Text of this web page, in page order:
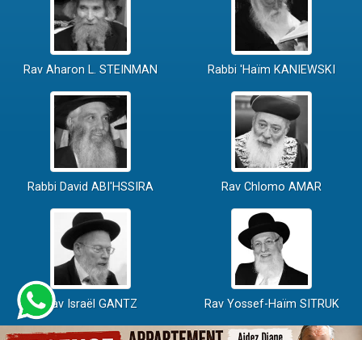
Rav Aharon L. STEINMAN Rabbi 'Haïm KANIEWSKI
Rabbi David ABI'HSSIRA Rav Chlomo AMAR
Rav Israël GANTZ Rav Yossef-Haïm SITRUK